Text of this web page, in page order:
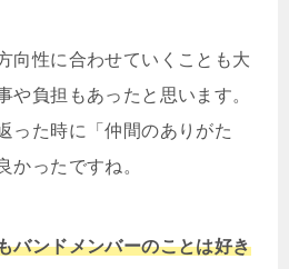
向性に合わせていくことも大
や負担もあったと思います。
った時に「仲間のありがた
かったですね。
バンドメンバーのことは好き